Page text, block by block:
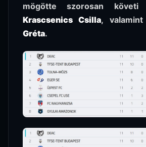
mögötte szorosan követi
Krascsenics Csilla,
Gréta.